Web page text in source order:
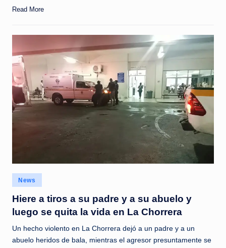
Read More
Posted
in
News
Hiere a tiros a su padre y a su abuelo y
luego se quita la vida en La Chorrera
Un hecho violento en La Chorrera dejó a un padre y a un
abuelo heridos de bala, mientras el agresor presuntamente se